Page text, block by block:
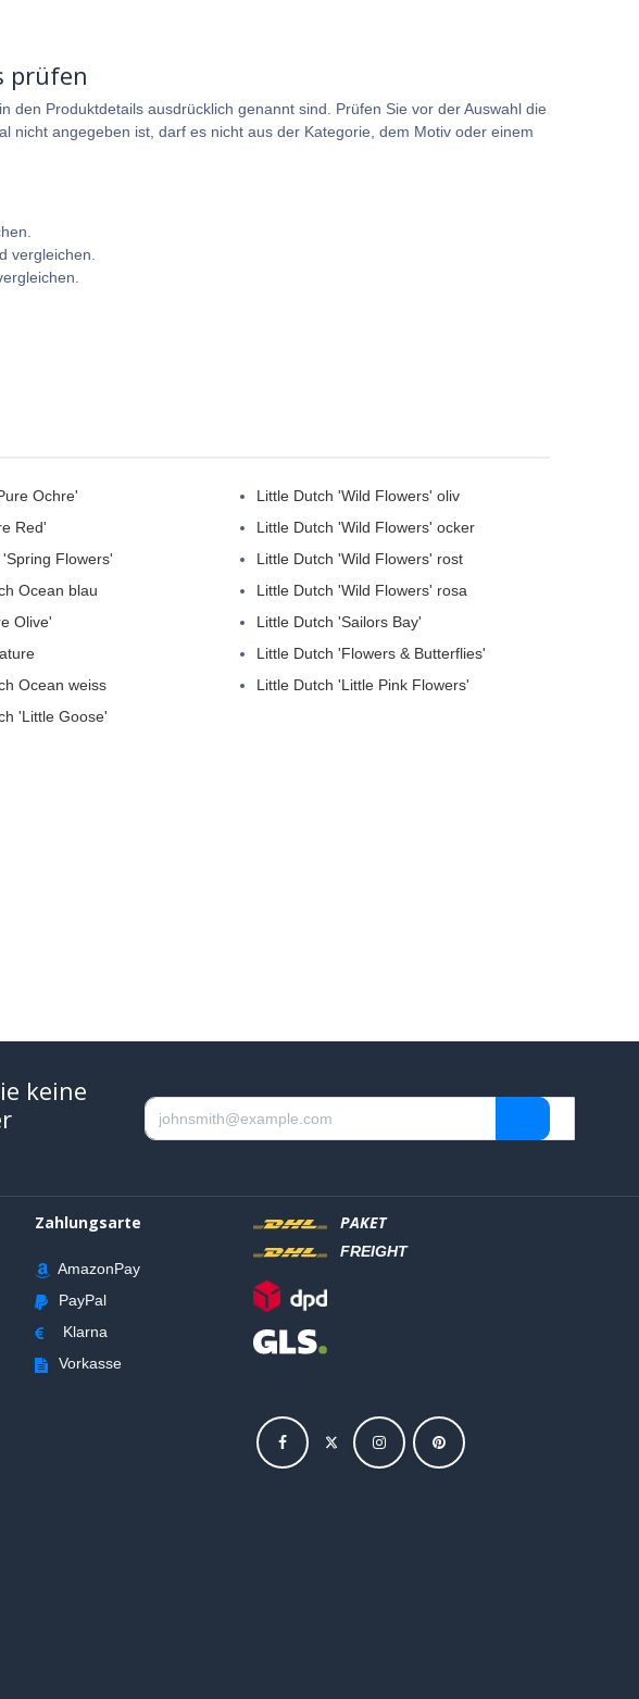
prüfen
den Produktdetails ausdrücklich genannt sind. Prüfen Sie vor der Auswahl die
nicht angegeben ist, darf es nicht aus der Kategorie, dem Motiv oder einem
vergleichen.
Ochre'
Red'
Flowers'
Ocean blau
Olive'
Ocean weiss
'Little Goose'
Little Dutch 'Wild Flowers' oliv
Little Dutch 'Wild Flowers' ocker
Little Dutch 'Wild Flowers' rost
Little Dutch 'Wild Flowers' rosa
Little Dutch 'Sailors Bay'
Little Dutch 'Flowers & Butterflies'
Little Dutch 'Little Pink Flowers'
keine
Zahlungsarte
AmazonPay
PayPal
Klarna
Vorkasse
PAKET
FREIGHT